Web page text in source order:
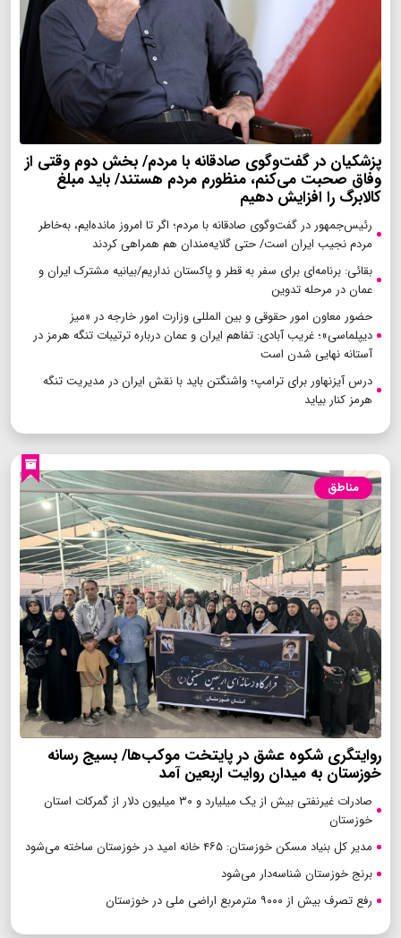
پزشکیان در گفت‌وگوی صادقانه با مردم/ بخش دوم وقتی از
وفاق صحبت می‌کنم، منظورم مردم هستند/ باید مبلغ
کالابرگ را افزایش دهیم
رئیس‌جمهور در گفت‌وگوی صادقانه با مردم؛ اگر تا امروز مانده‌ایم، به‌خاطر
مردم نجیب ایران است/ حتی گلایه‌مندان هم همراهی کردند
بقائی: برنامه‌ای برای سفر به قطر و پاکستان نداریم/بیانیه مشترک ایران و
عمان در مرحله تدوین
حضور معاون امور حقوقی و بین المللی وزارت امور خارجه در «میز
دیپلماسی»؛ غریب آبادی: تفاهم ایران و عمان درباره ترتیبات تنگه هرمز در
آستانه نهایی شدن است
درس آیزنهاور برای ترامپ؛ واشنگتن باید با نقش ایران در مدیریت تنگه
هرمز کنار بیاید
مناطق
روایتگری شکوه عشق در پایتخت موکب‌ها/ بسیج رسانه
خوزستان به میدان روایت اربعین آمد
صادرات غیرنفتی بیش از یک میلیارد و ۳۰ میلیون دلار از گمرکات استان
خوزستان
مدیر کل بنیاد مسکن خوزستان: ۴۶۵ خانه امید در خوزستان ساخته می‌شود
برنج خوزستان شناسه‌دار می‌شود
رفع تصرف بیش از ۹۰۰۰ مترمربع اراضی ملی در خوزستان